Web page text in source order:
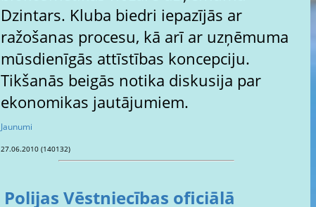
Dzintars. Kluba biedri iepazījās ar
ražošanas procesu, kā arī ar uzņēmuma
mūsdienīgās attīstības koncepciju.
Tikšanās beigās notika diskusija par
ekonomikas jautājumiem.
Jaunumi
27.06.2010 (140132)
Polijas Vēstniecības oficiālā